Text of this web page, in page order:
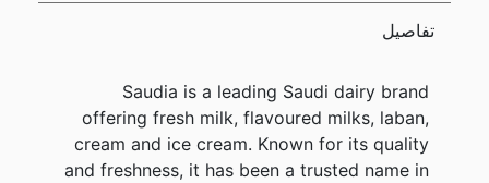
تفاصيل
Saudia is a leading Saudi dairy brand
offering fresh milk, flavoured milks, laban,
cream and ice cream. Known for its quality
and freshness, it has been a trusted name in